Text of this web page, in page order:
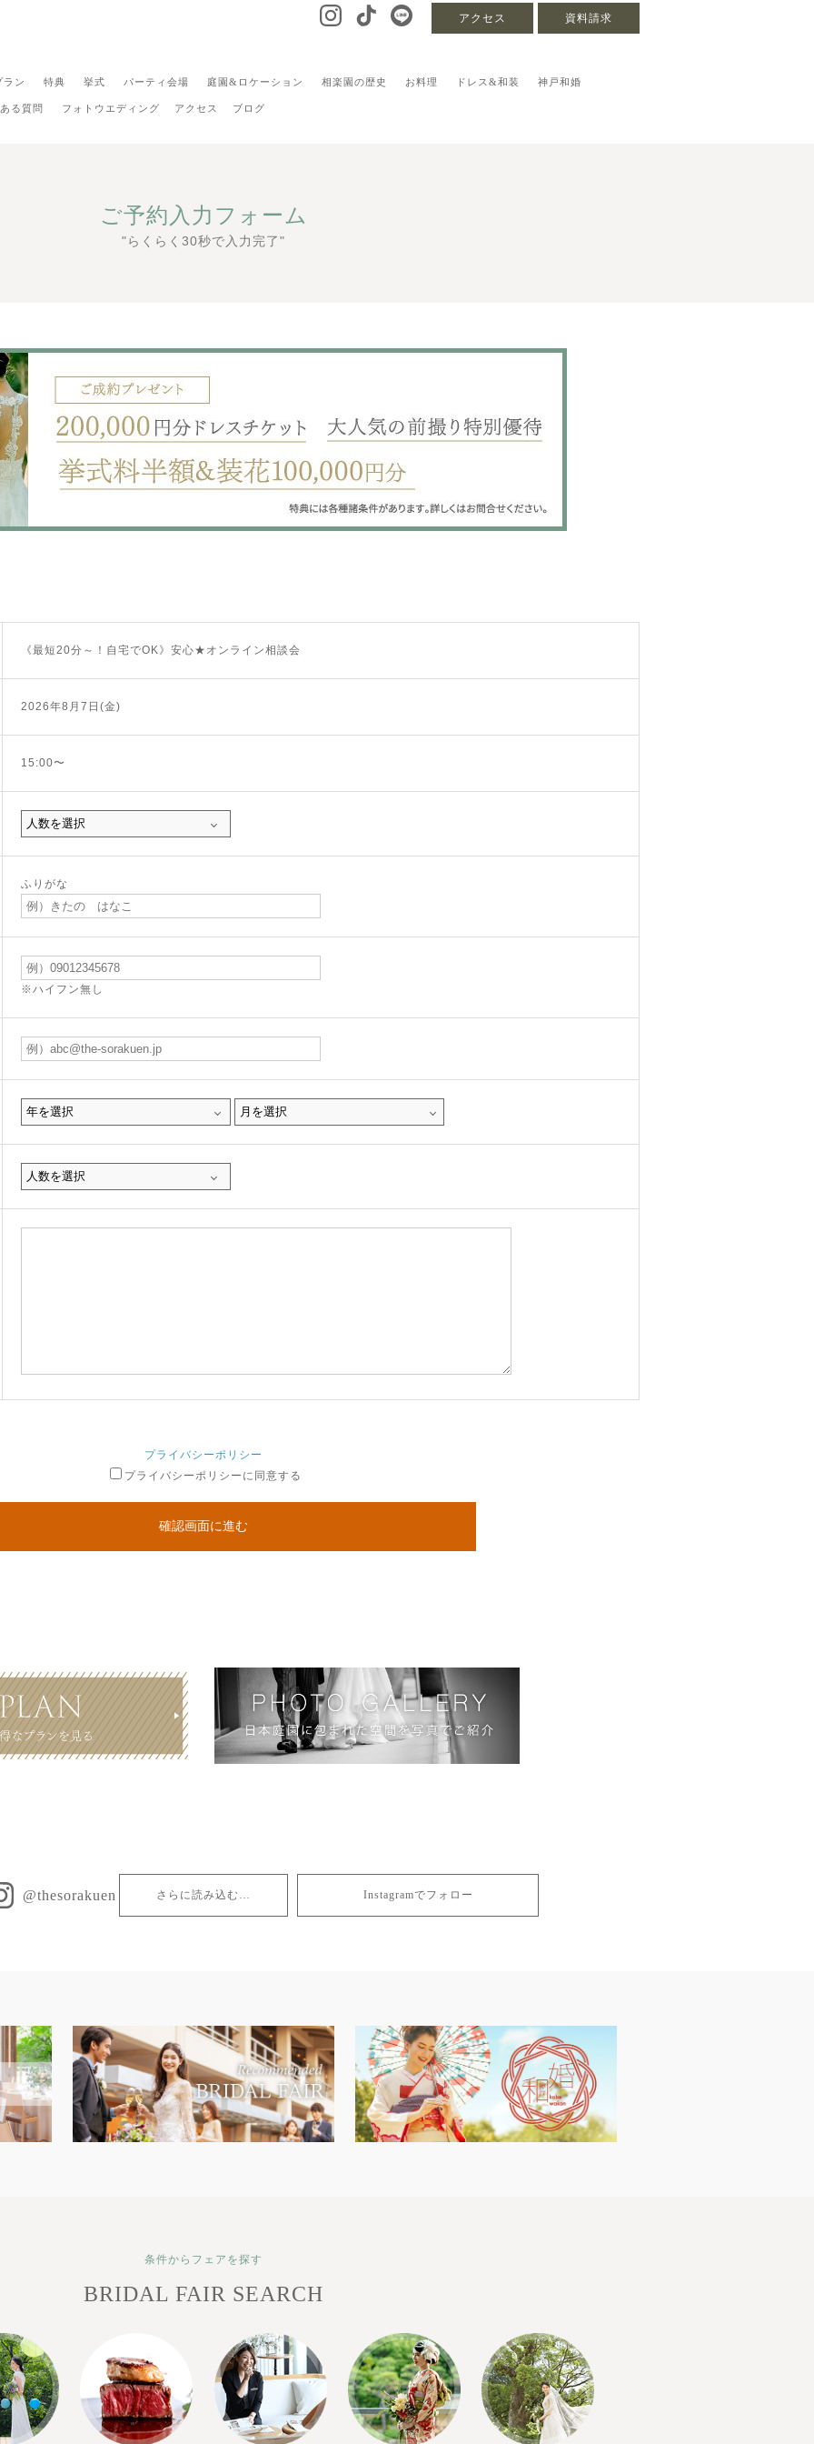
資料請求
アクセス
ラン 特典 挙式 パーティ会場 庭園&ロケーション 相楽園の歴史 お料理 ドレス&和装 神戸和婚
る質問 フォトウエディング アクセス ブログ
ご予約入力フォーム
"らくらく30秒で入力完了"
《最短20分～！自宅でOK》安心★オンライン相談会
2026年8月7日(金)
15:00〜
ふりがな
※ハイフン無し
プライバシーポリシー
プライバシーポリシーに同意する
確認画面に進む
@thesorakuen さらに読み込む… Instagramでフォロー
条件からフェアを探す
BRIDAL FAIR SEARCH